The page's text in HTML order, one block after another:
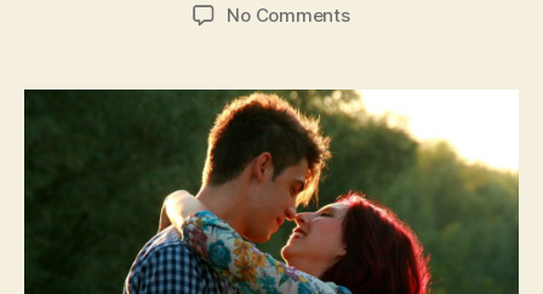
No Commentson
Hubungan
Romantis:
Fakta
Riset
Terkini